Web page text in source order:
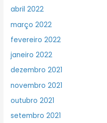
abril 2022
março 2022
fevereiro 2022
janeiro 2022
dezembro 2021
novembro 2021
outubro 2021
setembro 2021